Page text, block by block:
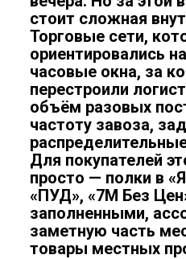
стоит сложная
Торговые сети,
ориентировались
часовые окна, за
перестроили
объём разовых
частоту завоза,
Для покупателей
просто — полки в
«ПУД», «7М Без
заполненными,
заметную часть
товары местных